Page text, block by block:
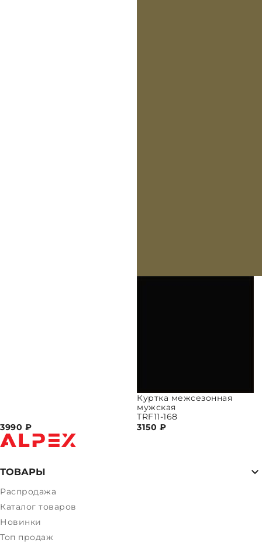
3990 ₽
Куртка межсезонная
мужская
TRF11-168
3150 ₽
ТОВАРЫ
Распродажа
Каталог товаров
Новинки
Топ продаж